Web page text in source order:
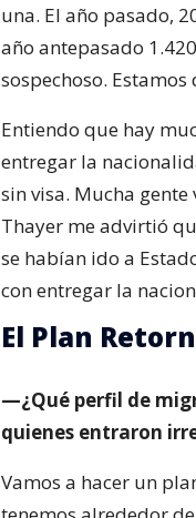
una. El año pasado,
año antepasado
sospechoso.
Entiendo que hay
entregar la
sin visa. Mucha
Thayer me advirtió
se habían ido a
con entregar la
El Plan
—¿Qué perfil de
quienes entraron
Vamos a hacer un